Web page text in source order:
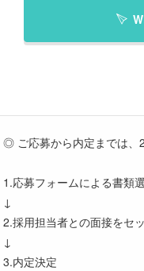
◎ ご応募から内定までは
1.応募フォームによる書類
↓
2.採用担当者との面接をセ
↓
3.内定決定